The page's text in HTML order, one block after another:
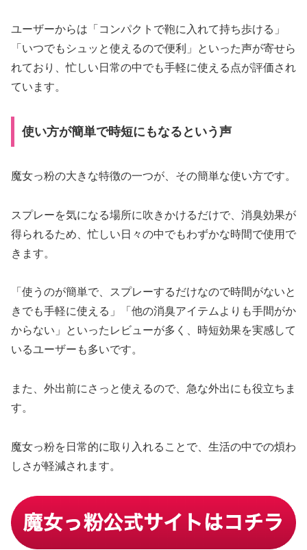
ユーザーからは「コンパクトで鞄に入れて持ち歩ける」
「いつでもシュッと使えるので便利」といった声が寄せら
れており、忙しい日常の中でも手軽に使える点が評価され
ています。
使い方が簡単で時短にもなるという声
魔女っ粉の大きな特徴の一つが、その簡単な使い方です。
スプレーを気になる場所に吹きかけるだけで、消臭効果が
得られるため、忙しい日々の中でもわずかな時間で使用で
きます。
「使うのが簡単で、スプレーするだけなので時間がないと
きでも手軽に使える」「他の消臭アイテムよりも手間がか
からない」といったレビューが多く、時短効果を実感して
いるユーザーも多いです。
また、外出前にさっと使えるので、急な外出にも役立ちま
す。
魔女っ粉を日常的に取り入れることで、生活の中での煩わ
しさが軽減されます。